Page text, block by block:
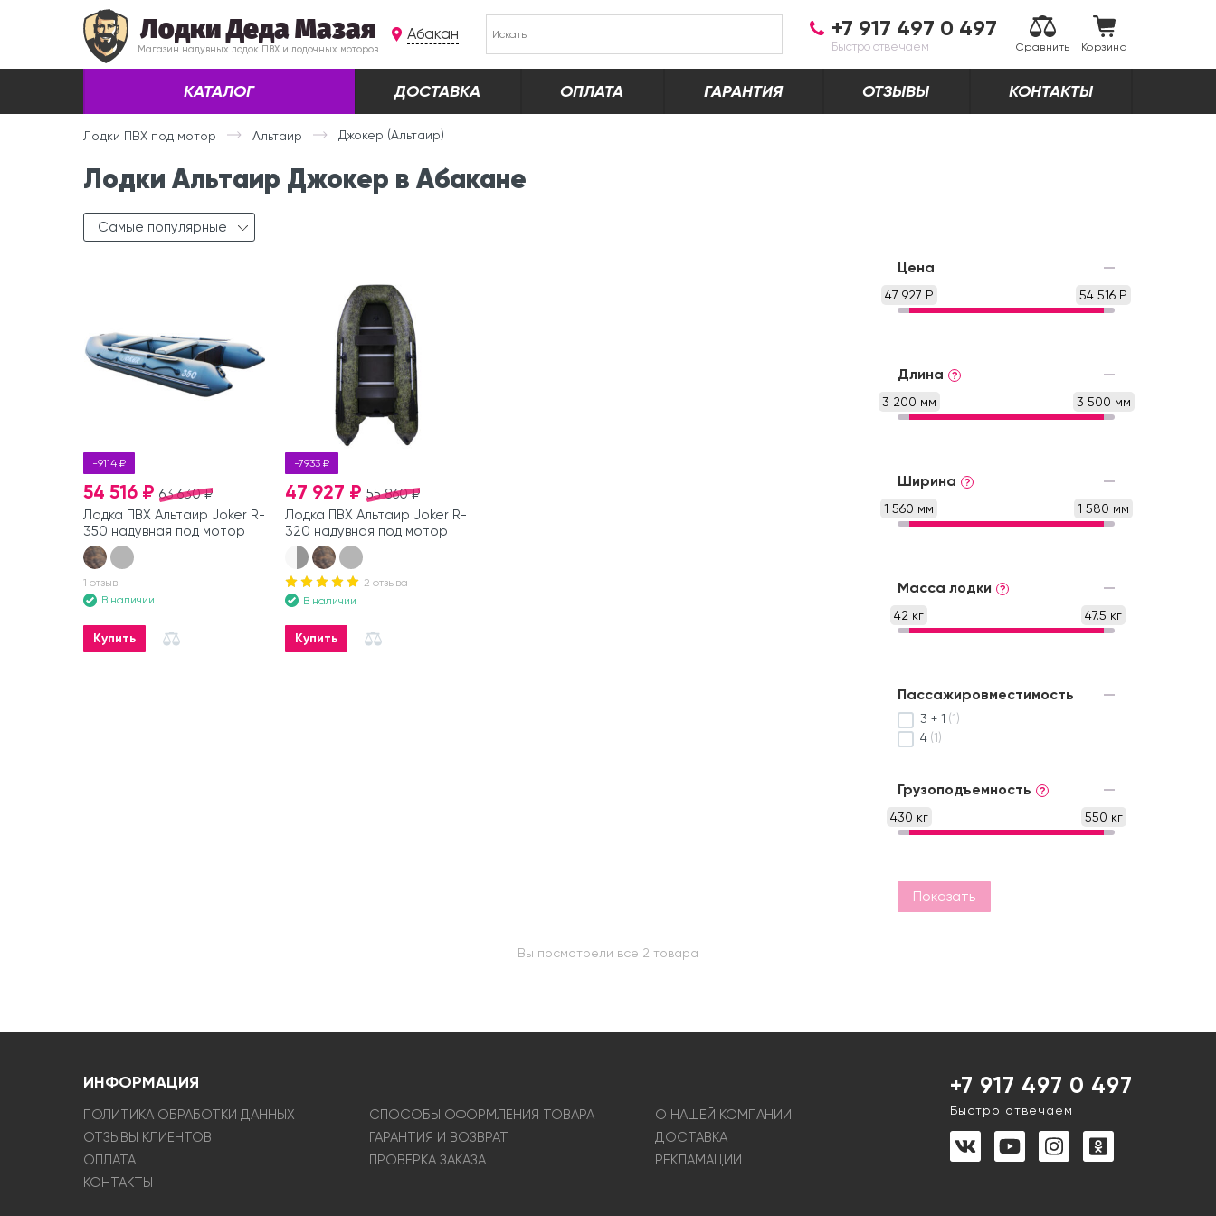
Лодки Деда Мазая
Магазин надувных лодок ПВХ и лодочных моторов
Абакан +7 917 497 0 497
Быстро отвечаем Сравнить Корзина
КАТАЛОГ ДОСТАВКА ОПЛАТА ГАРАНТИЯ ОТЗЫВЫ КОНТАКТЫ
Лодки ПВХ под мотор Альтаир Джокер (Альтаир)
Лодки Альтаир Джокер в Абакане
Самые популярные
-9114 ₽
63 630 ₽
54 516 ₽
Лодка ПВХ Альтаир Joker R-
350 надувная под мотор
1 отзыв
В наличии
Купить
-7933 ₽
55 860 ₽
47 927 ₽
Лодка ПВХ Альтаир Joker R-
320 надувная под мотор
2 отзыва
В наличии
Купить
Цена
47 927 Р 54 516 Р
Длина ?
3 200 мм 3 500 мм
Ширина ?
1 560 мм 1 580 мм
Масса лодки ?
42 кг 47.5 кг
Пассажировместимость
3 + 1 (1)
4 (1)
Грузоподъемность ?
430 кг 550 кг
Показать
Вы посмотрели все 2 товара
ИНФОРМАЦИЯ
ПОЛИТИКА ОБРАБОТКИ ДАННЫХ СПОСОБЫ ОФОРМЛЕНИЯ ТОВАРА
О НАШЕЙ КОМПАНИИ
ОТЗЫВЫ КЛИЕНТОВ
ГАРАНТИЯ И ВОЗВРАТ
ДОСТАВКА
ОПЛАТА
ПРОВЕРКА ЗАКАЗА
РЕКЛАМАЦИИ
КОНТАКТЫ
+7 917 497 0 497
Быстро отвечаем